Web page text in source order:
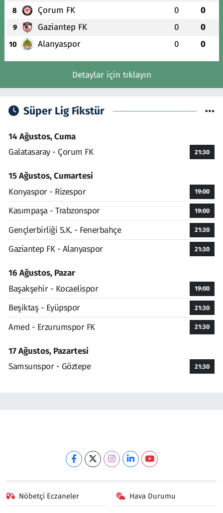
8 Çorum FK 0 0
9 Gaziantep FK 0 0
10 Alanyaspor 0 0
Detaylar için tıklayın
Süper Lig Fikstür
14 Ağustos, Cuma
Galatasaray - Çorum FK
21:30
15 Ağustos, Cumartesi
Konyaspor - Rizespor
19:00
Kasımpaşa - Trabzonspor 19:00
Gençlerbirliği S.K. - Fenerbahçe 21:30
Gaziantep FK - Alanyaspor 21:30
16 Ağustos, Pazar
Başakşehir - Kocaelispor
19:00
Beşiktaş - Eyüpspor 21:30
Amed - Erzurumspor FK 21:30
17 Ağustos, Pazartesi
Samsunspor - Göztepe
21:30
Nöbetçi Eczaneler Hava Durumu